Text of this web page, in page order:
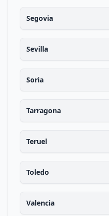
Segovia
Sevilla
Soria
Tarragona
Teruel
Toledo
Valencia